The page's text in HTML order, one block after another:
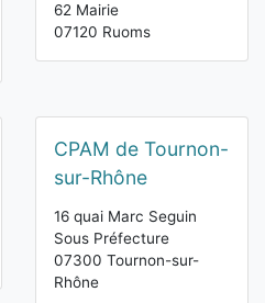
62 Mairie
07120 Ruoms
CPAM de Tournon-
sur-Rhône
16 quai Marc Seguin
Sous Préfecture
07300 Tournon-sur-
Rhône